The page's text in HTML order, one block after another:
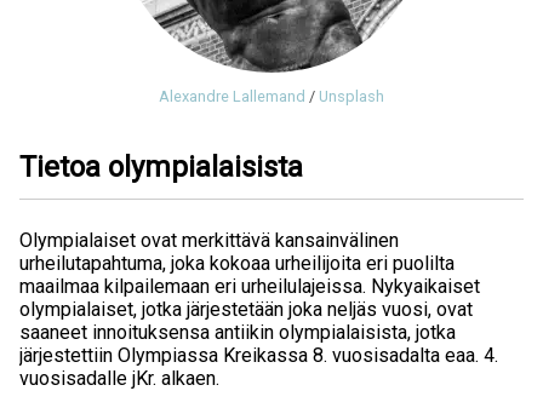
Alexandre Lallemand / Unsplash
Tietoa olympialaisista
Olympialaiset ovat merkittävä kansainvälinen
urheilutapahtuma, joka kokoaa urheilijoita eri puolilta
maailmaa kilpailemaan eri urheilulajeissa. Nykyaikaiset
olympialaiset, jotka järjestetään joka neljäs vuosi, ovat
saaneet innoituksensa antiikin olympialaisista, jotka
järjestettiin Olympiassa Kreikassa 8. vuosisadalta eaa. 4.
vuosisadalle jKr. alkaen.